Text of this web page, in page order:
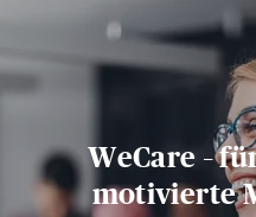
WeCare –
motivierte